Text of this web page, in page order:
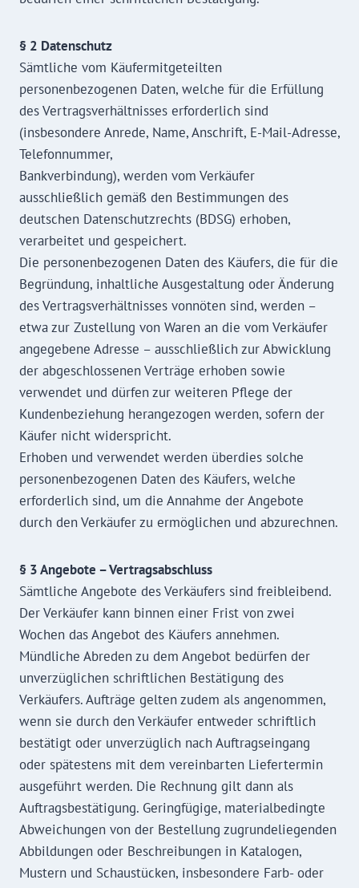
§ 2 Datenschutz
Sämtliche vom Käufermitgeteilten
personenbezogenen Daten, welche für die Erfüllung
des Vertragsverhältnisses erforderlich sind
(insbesondere Anrede, Name, Anschrift, E-Mail-Adresse,
Telefonnummer,
Bankverbindung), werden vom Verkäufer
ausschließlich gemäß den Bestimmungen des
deutschen Datenschutzrechts (BDSG) erhoben,
verarbeitet und gespeichert.
Die personenbezogenen Daten des Käufers, die für die
Begründung, inhaltliche Ausgestaltung oder Änderung
des Vertragsverhältnisses vonnöten sind, werden –
etwa zur Zustellung von Waren an die vom Verkäufer
angegebene Adresse – ausschließlich zur Abwicklung
der abgeschlossenen Verträge erhoben sowie
verwendet und dürfen zur weiteren Pflege der
Kundenbeziehung herangezogen werden, sofern der
Käufer nicht widerspricht.
Erhoben und verwendet werden überdies solche
personenbezogenen Daten des Käufers, welche
erforderlich sind, um die Annahme der Angebote
durch den Verkäufer zu ermöglichen und abzurechnen.
§ 3 Angebote – Vertragsabschluss
Sämtliche Angebote des Verkäufers sind freibleibend.
Der Verkäufer kann binnen einer Frist von zwei
Wochen das Angebot des Käufers annehmen.
Mündliche Abreden zu dem Angebot bedürfen der
unverzüglichen schriftlichen Bestätigung des
Verkäufers. Aufträge gelten zudem als angenommen,
wenn sie durch den Verkäufer entweder schriftlich
bestätigt oder unverzüglich nach Auftragseingang
oder spätestens mit dem vereinbarten Liefertermin
ausgeführt werden. Die Rechnung gilt dann als
Auftragsbestätigung. Geringfügige, materialbedingte
Abweichungen von der Bestellung zugrundeliegenden
Abbildungen oder Beschreibungen in Katalogen,
Mustern und Schaustücken, insbesondere Farb- oder